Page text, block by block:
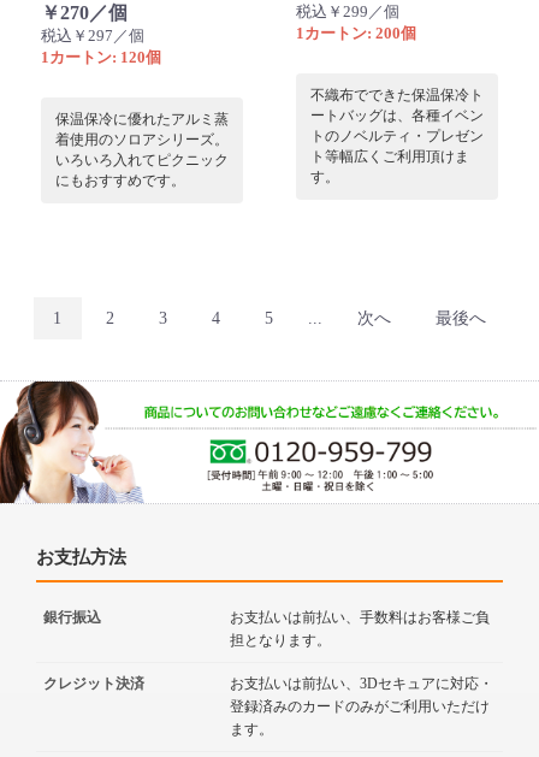
￥270／個
税込￥297／個
1カートン: 120個
保温保冷に優れたアルミ蒸
着使用のソロアシリーズ。
いろいろ入れてピクニック
にもおすすめです。
税込￥299／個
1カートン: 200個
不織布でできた保温保冷ト
ートバッグは、各種イベン
トのノベルティ・プレゼン
ト等幅広くご利用頂けま
す。
1 2 3 4 5 次へ 最後へ
お支払方法
銀行振込
お支払いは前払い、手数料はお客様ご負
担となります。
クレジット決済
お支払いは前払い、3Dセキュアに対応・
登録済みのカードのみがご利用いただけ
ます。